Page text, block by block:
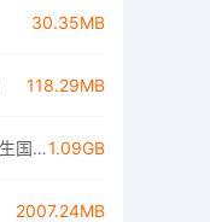
30.35MB
118.29MB
PUBG MOBILE(绝地求生地铁逃生国际服)1.09GB
2007.24MB